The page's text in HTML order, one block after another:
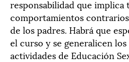
responsabilidad que
comportamientos
de los padres. Habrá que
el curso y se generalicen
actividades de Educación